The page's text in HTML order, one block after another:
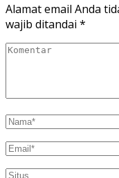
Alamat email Anda
wajib ditandai *